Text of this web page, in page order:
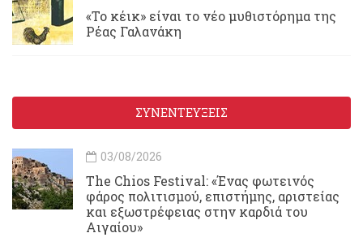
«Το κέικ» είναι το νέο μυθιστόρημα της
Ρέας Γαλανάκη
ΣΥΝΕΝΤΕΥΞΕΙΣ
03/08/2026
Τhe Chios Festival: «Ένας φωτεινός
φάρος πολιτισμού, επιστήμης, αριστείας
και εξωστρέφειας στην καρδιά του
Αιγαίου»